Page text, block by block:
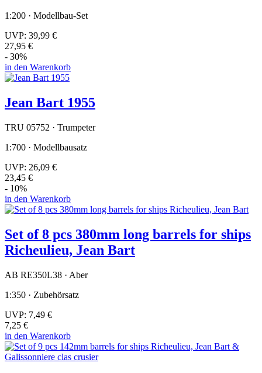
1:200 · Modellbau-Set
UVP: 39,99 €
27,95 €
- 30%
in den Warenkorb
Jean Bart 1955
TRU 05752 · Trumpeter
1:700 · Modellbausatz
UVP: 26,09 €
23,45 €
- 10%
in den Warenkorb
Set of 8 pcs 380mm long barrels for ships
Richeulieu, Jean Bart
AB RE350L38 · Aber
1:350 · Zubehörsatz
UVP: 7,49 €
7,25 €
in den Warenkorb